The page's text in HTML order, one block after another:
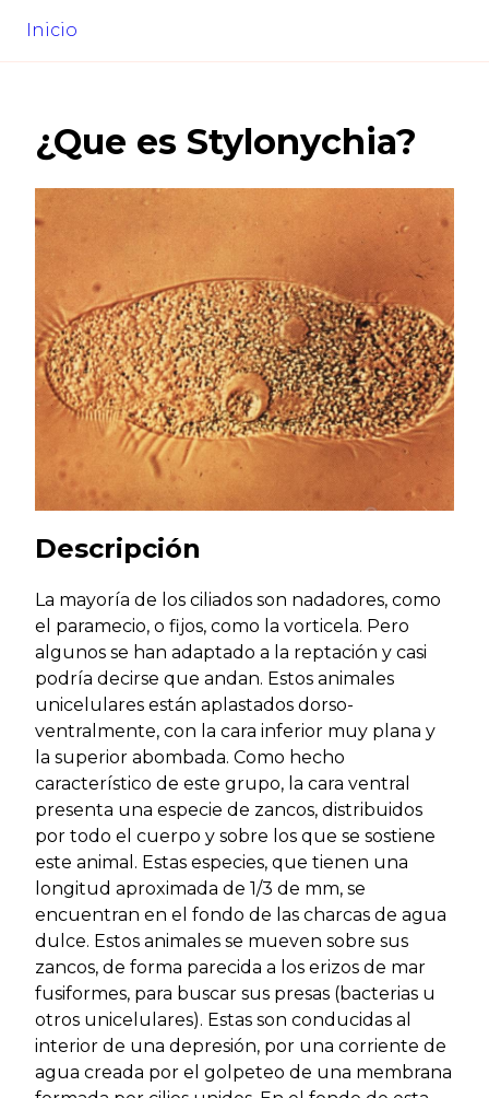
Inicio
¿Que es Stylonychia?
Descripción
La mayoría de los ciliados son nadadores, como
el paramecio, o fijos, como la vorticela. Pero
algunos se han adaptado a la reptación y casi
podría decirse que andan. Estos animales
unicelulares están aplastados dorso-
ventralmente, con la cara inferior muy plana y
la superior abombada. Como hecho
característico de este grupo, la cara ventral
presenta una especie de zancos, distribuidos
por todo el cuerpo y sobre los que se sostiene
este animal. Estas especies, que tienen una
longitud aproximada de 1/3 de mm, se
encuentran en el fondo de las charcas de agua
dulce. Estos animales se mueven sobre sus
zancos, de forma parecida a los erizos de mar
fusiformes, para buscar sus presas (bacterias u
otros unicelulares). Estas son conducidas al
interior de una depresión, por una corriente de
agua creada por el golpeteo de una membrana